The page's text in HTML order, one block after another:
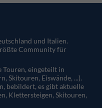
und Italien.
Community für
Touren, eingeteilt in
Skitouren, Eiswände, ...).
bebildert, es gibt aktuelle
Klettersteigen, Skitouren,